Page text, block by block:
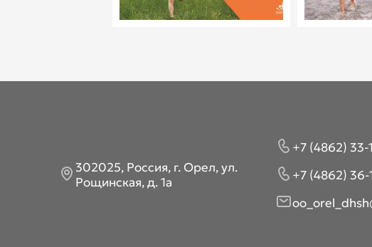
302025, Россия, г. Орел, ул.
Рощинская, д. 1а
+7 (4862) 33-
+7 (4862) 36-